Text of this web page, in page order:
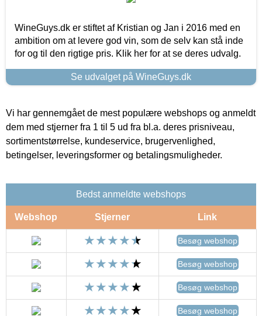
WineGuys.dk er stiftet af Kristian og Jan i 2016 med en
ambition om at levere god vin, som de selv kan stå inde
for og til den rigtige pris. Klik her for at se deres udvalg.
Se udvalget på WineGuys.dk
Vi har gennemgået de mest populære webshops og anmeldt
dem med stjerner fra 1 til 5 ud fra bl.a. deres prisniveau,
sortimentstørrelse, kundeservice, brugervenlighed,
betingelser, leveringsformer og betalingsmuligheder.
Bedst anmeldte webshops
Webshop Stjerner Link
Besøg webshop
Besøg webshop
Besøg webshop
Besøg webshop